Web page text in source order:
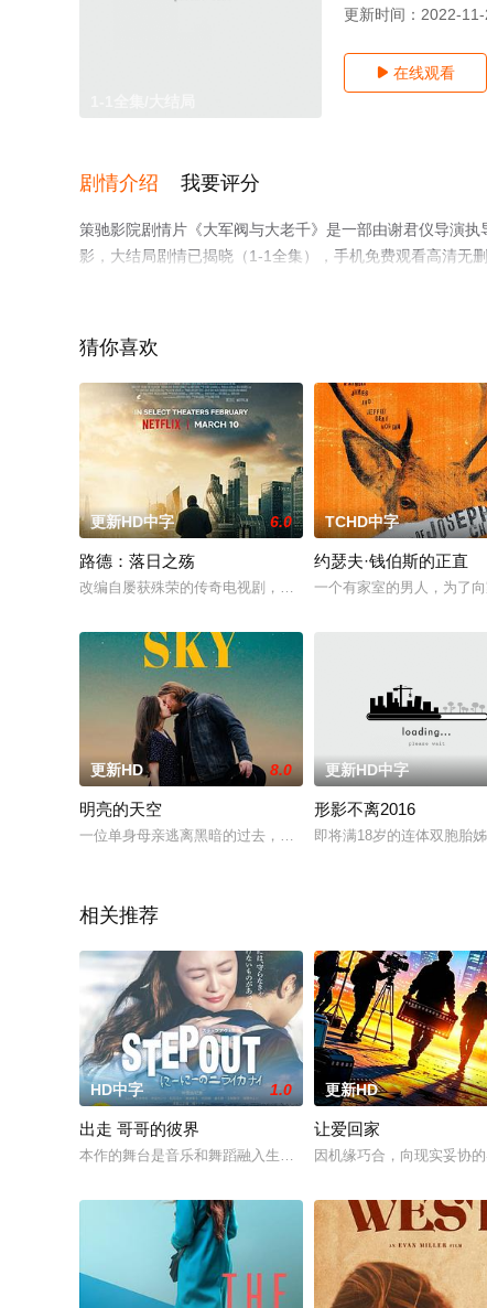
更新时间： 2022-11-
 在线观看
剧情介绍 我要评分
策驰影院剧情片《大军阀与大老千》是一部由谢君仪导演
影，大结局剧情已揭晓（1-1全集），手机免费观看高清无
猜你喜欢
更新HD中字 6.0
路德：落日之殇
改编自屡获殊荣的传奇电视剧，是一部史诗级电影版续篇。在
TCHD中字
约瑟夫·钱伯斯的正直
一个有家室的男人，为了
更新HD 8.0
明亮的天空
一位单身母亲逃离黑暗的过去，来到一座小镇。当她开始新生活
更新HD中字
形影不离2016
即将满18岁的连体双胞胎
相关推荐
HD中字 1.0
出走 哥哥的彼界
本作的舞台是音乐和舞蹈融入生活的冲绳。与母亲朱音、妹妹
更新HD
让爱回家
因机缘巧合，向现实妥协